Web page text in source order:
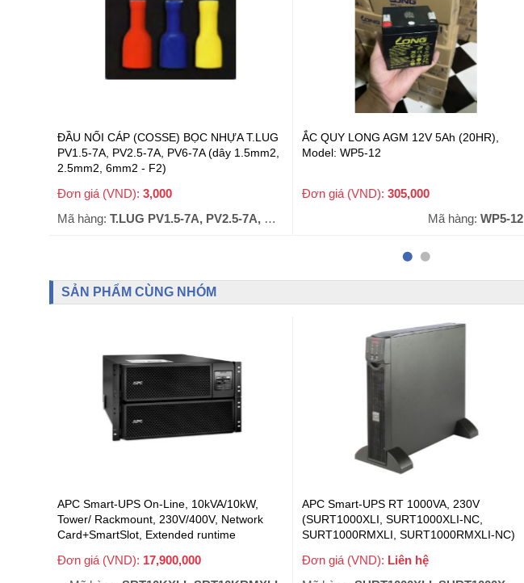
ĐẦU NỐI CÁP (COSSE) BỌC NHỰA T.LUG
PV1.5-7A, PV2.5-7A, PV6-7A (dây 1.5mm2,
2.5mm2, 6mm2 - F2)
Đơn giá (VND): 3,000
Mã hàng: T.LUG PV1.5-7A, PV2.5-7A, PV6-7A
ẮC QUY LONG AGM 12V 5Ah (20HR),
Model: WP5-12
Đơn giá (VND):305,000
Mã hàng: WP5-12
SẢN PHẨM CÙNG NHÓM
APC Smart-UPS On-Line, 10kVA/10kW,
Tower/ Rackmount, 230V/400V, Network
Card+SmartSlot, Extended runtime
PMITE, SRT10KRMXLI-PMITE)
Đơn giá (VND): 17,900,000
APC Smart-UPS RT 1000VA, 230V
(SURT1000XLI, SURT1000XLI-NC,
SURT1000RMXLI, SURT1000RMXLI-NC)
Đơn giá (VND): Liên hệ